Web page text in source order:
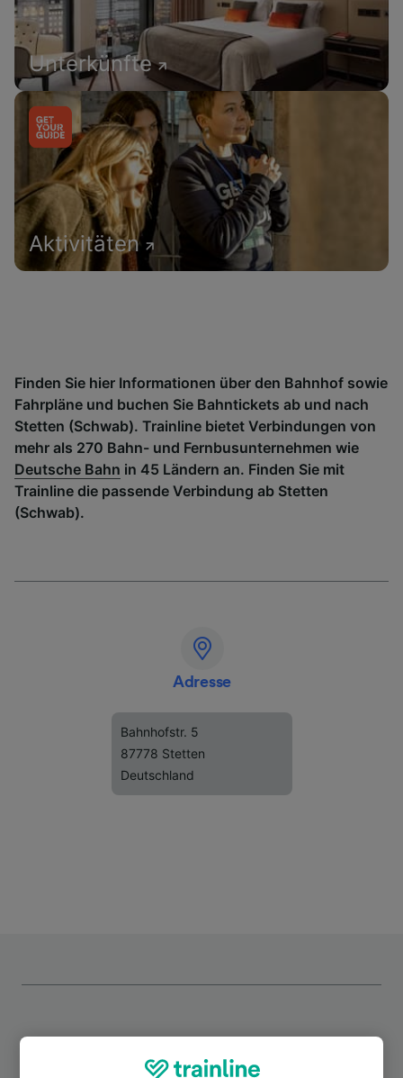
Unterkünfte
Aktivitäten
Finden Sie hier Informationen über den Bahnhof sowie
Fahrpläne und buchen Sie Bahntickets ab und nach
Stetten (Schwab). Trainline bietet Verbindungen von
mehr als 270 Bahn- und Fernbusunternehmen wie
Deutsche Bahn in 45 Ländern an. Finden Sie mit
Trainline die passende Verbindung ab Stetten
(Schwab).
Adresse
Bahnhofstr. 5
87778 Stetten
Deutschland
Top Strecken ab Stetten (Schwab)